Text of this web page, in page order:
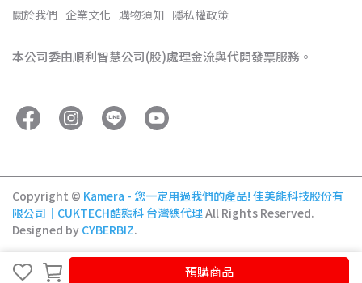
預購商品
關於我們 企業文化 購物須知 隱私權政策
本公司委由順利智慧公司(股)處理金流與代開發票服務。
Copyright © Kamera - 您一定用過我們的產品! 佳美能科技股份有
限公司｜CUKTECH酷態科 台灣總代理All Rights Reserved.
Designed by CYBERBIZ.